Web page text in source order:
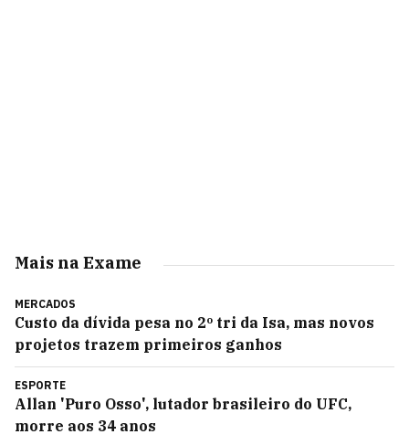
Mais na Exame
MERCADOS
Custo da dívida pesa no 2º tri da Isa, mas novos
projetos trazem primeiros ganhos
ESPORTE
Allan 'Puro Osso', lutador brasileiro do UFC,
morre aos 34 anos